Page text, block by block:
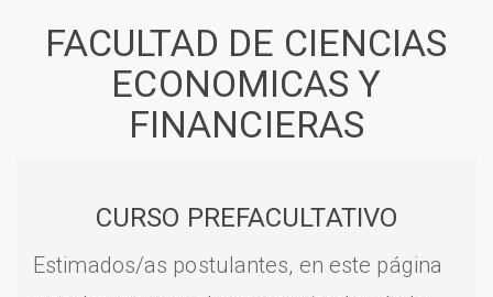
FACULTAD DE CIENCIAS
ECONOMICAS Y
FINANCIERAS
CURSO PREFACULTATIVO
Estimados/as postulantes, en este página